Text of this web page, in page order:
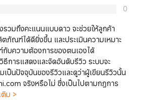
0
รวมถึงคะแนนแบบดาว จะช่วยให้ลูกค้า
ภัณฑ์ได้ดียิ่งขึ้น และประเมินความเหมาะ
บความต้องการของตนเองได้
การแสดงและจัดอันดับรีวิว ระบบจะ
ป็นปัจจุบันของรีวิวและดูว่าผู้เขียนรีวิวนั้น
จริงหรือไม่ ซึ่งเป็นไปตามกฎการ
ติม >